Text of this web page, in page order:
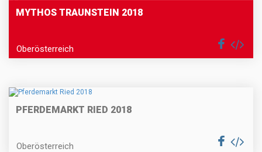
MYTHOS TRAUNSTEIN 2018
Oberösterreich
PFERDEMARKT RIED 2018
Oberösterreich